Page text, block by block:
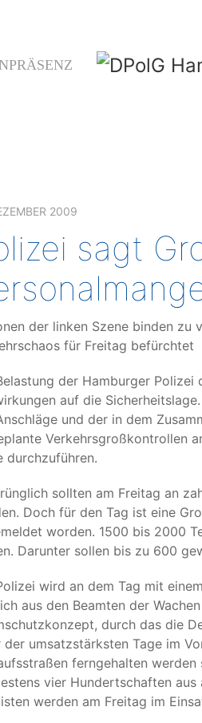
2009
sagt
der linken Szene binden zu
für Freitag befürchtet
der Hamburger
auf die
und der in dem
Verkehrsgroßkontrollen
durchzuführen.
sollten am Freitag an
Doch für den Tag ist eine
worden. 1500 bis 2000
Darunter sollen bis zu 600
wird an dem Tag mit
aus den Beamten der
durch das die
der umsatzstärksten Tage im
ferngehalten
vier Hundertschaften
werden am Freitag im